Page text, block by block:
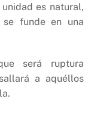
es natural,
funde en una
será ruptura
a aquéllos